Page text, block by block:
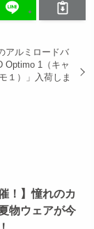
アルミロードバ
Optimo 1（キャ
１）」入荷しま
！】憧れのカ
物ウェアが今